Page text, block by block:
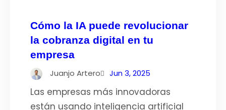
Cómo la IA puede revolucionar
la cobranza digital en tu
empresa
Juanjo Artero Jun 3, 2025
Las empresas más innovadoras
están usando inteligencia artificial